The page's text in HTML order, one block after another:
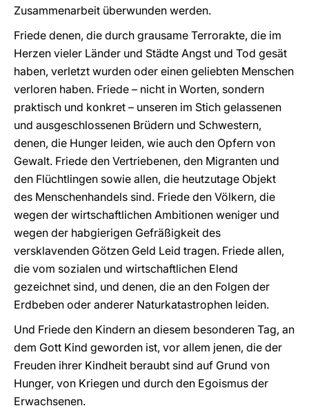
Zusammenarbeit überwunden werden.
Friede denen, die durch grausame Terrorakte, die im
Herzen vieler Länder und Städte Angst und Tod gesät
haben, verletzt wurden oder einen geliebten Menschen
verloren haben. Friede – nicht in Worten, sondern
praktisch und konkret – unseren im Stich gelassenen
und ausgeschlossenen Brüdern und Schwestern,
denen, die Hunger leiden, wie auch den Opfern von
Gewalt. Friede den Vertriebenen, den Migranten und
den Flüchtlingen sowie allen, die heutzutage Objekt
des Menschenhandels sind. Friede den Völkern, die
wegen der wirtschaftlichen Ambitionen weniger und
wegen der habgierigen Gefräßigkeit des
versklavenden Götzen Geld Leid tragen. Friede allen,
die vom sozialen und wirtschaftlichen Elend
gezeichnet sind, und denen, die an den Folgen der
Erdbeben oder anderer Naturkatastrophen leiden.
Und Friede den Kindern an diesem besonderen Tag, an
dem Gott Kind geworden ist, vor allem jenen, die der
Freuden ihrer Kindheit beraubt sind auf Grund von
Hunger, von Kriegen und durch den Egoismus der
Erwachsenen.